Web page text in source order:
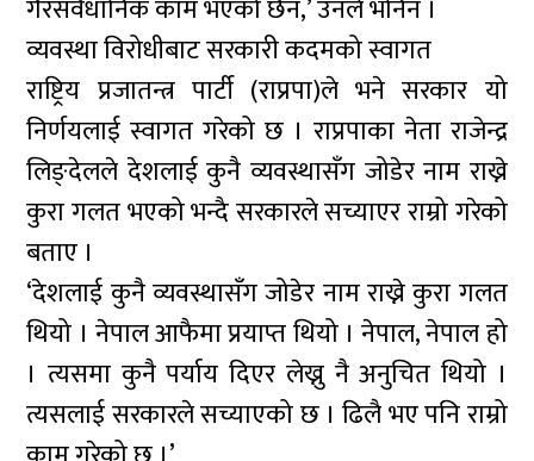
गैरसंवैधानिक काम भएको छैन,’ उनले भनिन ।
व्यवस्था विरोधीबाट सरकारी कदमको स्वागत
राष्ट्रिय प्रजातन्त्र पार्टी (राप्रपा)ले भने सरकार यो
निर्णयलाई स्वागत गरेको छ । राप्रपाका नेता राजेन्द्र
लिङ्देलले देशलाई कुनै व्यवस्थासँग जोडेर नाम राख्ने
कुरा गलत भएको भन्दै सरकारले सच्याएर राम्रो गरेको
बताए ।
‘देशलाई कुनै व्यवस्थासँग जोडेर नाम राख्ने कुरा गलत
थियो । नेपाल आफैमा प्रयाप्त थियो । नेपाल, नेपाल हो
। त्यसमा कुनै पर्याय दिएर लेख्नु नै अनुचित थियो ।
त्यसलाई सरकारले सच्याएको छ । ढिलै भए पनि राम्रो